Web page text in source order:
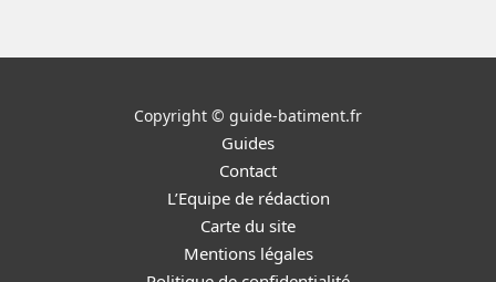
Copyright © guide-batiment.fr
Guides
Contact
L’Equipe de rédaction
Carte du site
Mentions légales